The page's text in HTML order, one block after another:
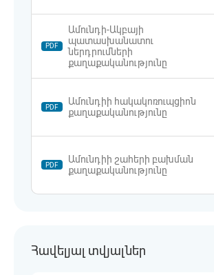
PDF
Ամունդի-Ակբայի
պատասխանատու
ներդրումների
քաղաքականությունը
PDF
Ամունդիի հակակոռուպցիոն
քաղաքականությունը
PDF
Ամունդիի շահերի բախման
քաղաքականությունը
Հավելյալ տվյալներ